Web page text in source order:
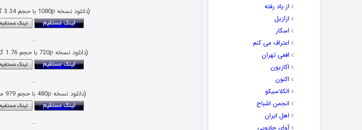
از یاد رفته
ازازیل
اسکار
اعتراف می کنم
افعی تهران
اکازیون
اکنون
الکلاسیکو
انجمن اشباح
اهل ایران
آوای جادویی
(دانلود نسخه 1080p با حجم 3.34 گیگابایت)
…
(دانلود نسخه 720p با حجم 1.76 گیگابایت)
…
(دانلود نسخه 480p با حجم 979 مگابایت)
…